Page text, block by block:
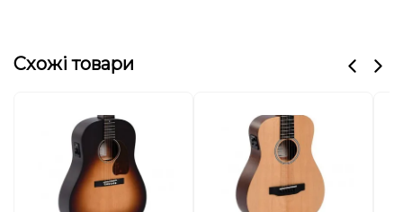
Схожі товари